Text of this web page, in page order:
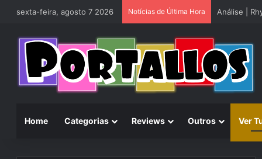
sexta-feira, agosto 7 2026 Notícias de Última Hora Análise |
Home Categorias Reviews Outros Ver